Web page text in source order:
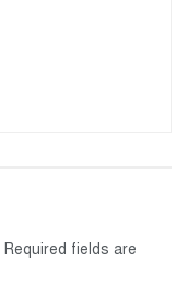
Required fields are